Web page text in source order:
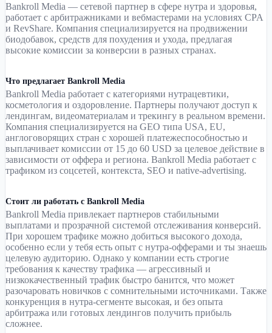
Bankroll Media — сетевой партнер в сфере нутра и здоровья,
работает с арбитражниками и вебмастерами на условиях CPA
и RevShare. Компания специализируется на продвижении
биодобавок, средств для похудения и ухода, предлагая
высокие комиссии за конверсии в разных странах.
Что предлагает Bankroll Media
Bankroll Media работает с категориями нутрацевтики,
косметология и оздоровление. Партнеры получают доступ к
лендингам, видеоматериалам и трекингу в реальном времени.
Компания специализируется на GEO типа USA, EU,
англоговорящих стран с хорошей платежеспособностью и
выплачивает комиссии от 15 до 60 USD за целевое действие в
зависимости от оффера и региона. Bankroll Media работает с
трафиком из соцсетей, контекста, SEO и native-advertising.
Стоит ли работать с Bankroll Media
Bankroll Media привлекает партнеров стабильными
выплатами и прозрачной системой отслеживания конверсий.
При хорошем трафике можно добиться высокого дохода,
особенно если у тебя есть опыт с нутра-офферами и ты знаешь
целевую аудиторию. Однако у компании есть строгие
требования к качеству трафика — агрессивный и
низкокачественный трафик быстро банится, что может
разочаровать новичков с сомнительными источниками. Также
конкуренция в нутра-сегменте высокая, и без опыта
арбитража или готовых лендингов получить прибыль
сложнее.